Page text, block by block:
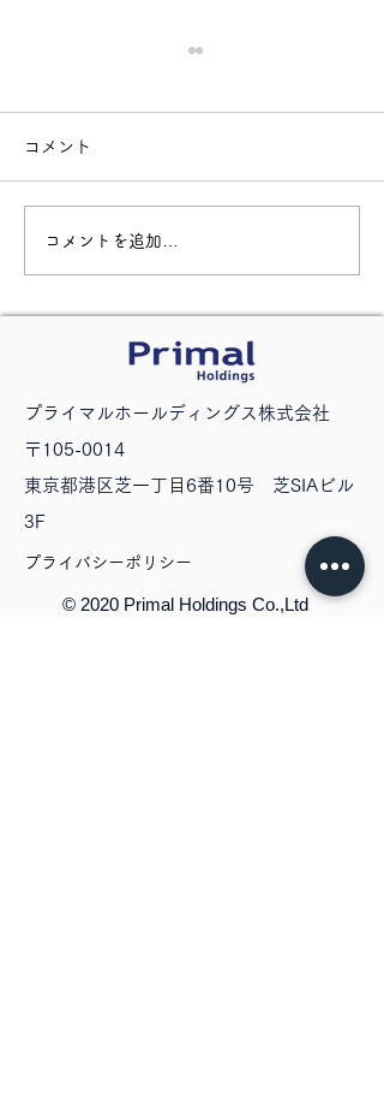
企画段階における新規事
コメント
コメントを追加…
​プライマルホールディングス株式会社
〒105-0014
東京都港区芝一丁目6番10号 芝SIAビル
3F
プライバシーポリシー
​© 2020 Primal Holdings Co.,Ltd